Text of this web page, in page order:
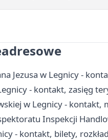
Jezusa w Legnicy -
- kontakt, zasięg
w Legnicy - kontakt,
Inspekcji
- kontakt, bilety,